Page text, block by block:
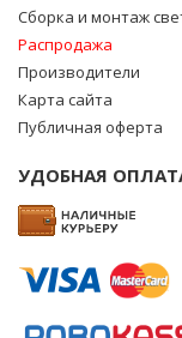
Сборка и монтаж
Распродажа
Производители
Карта сайта
Публичная оферта
УДОБНАЯ